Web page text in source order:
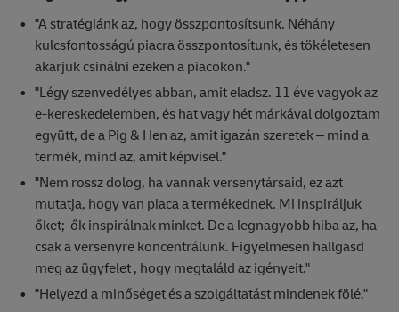
"A stratégiánk az, hogy összpontosítsunk. Néhány
kulcsfontosságú piacra összpontosítunk, és tökéletesen
akarjuk csinálni ezeken a piacokon."
"Légy szenvedélyes abban, amit eladsz. 11 éve vagyok az
e-kereskedelemben, és hat vagy hét márkával dolgoztam
együtt, de a Pig & Hen az, amit igazán szeretek – mind a
termék, mind az, amit képvisel."
"Nem rossz dolog, ha vannak versenytársaid, ez azt
mutatja, hogy van piaca a termékednek. Mi inspiráljuk
őket; ők inspirálnak minket. De a legnagyobb hiba az, ha
csak a versenyre koncentrálunk. Figyelmesen hallgasd
meg az ügyfelet , hogy megtaláld az igényeit."
"Helyezd a minőséget és a szolgáltatást mindenek fölé."